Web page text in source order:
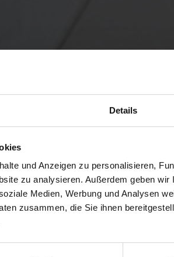
Details
und Anzeigen zu personalisieren,
zu analysieren. Außerdem geben
Medien, Werbung und Analysen
zusammen, die Sie ihnen